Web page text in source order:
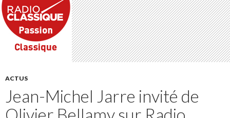
ACTUS
Jean-Michel Jarre invité de